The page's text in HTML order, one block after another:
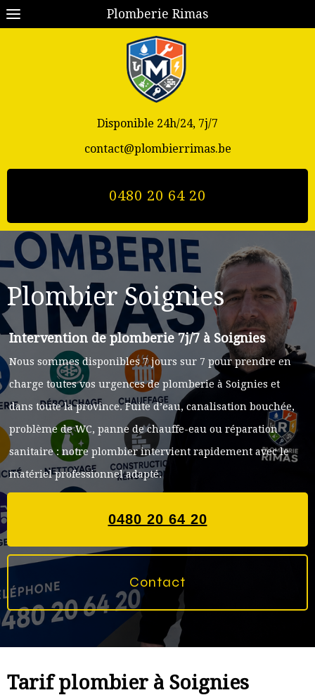
Plomberie Rimas
Disponible 24h/24, 7j/7
contact@plombierrimas.be
0480 20 64 20
Plombier Soignies
Intervention de plomberie 7j/7 à Soignies
Nous sommes disponibles 7 jours sur 7 pour prendre en
charge toutes vos urgences de plomberie à Soignies et
dans toute la province. Fuite d’eau, canalisation bouchée,
problème de WC, panne de chauffe-eau ou réparation
sanitaire : notre plombier intervient rapidement avec le
matériel professionnel adapté.
0480 20 64 20
Contact
Tarif plombier à Soignies